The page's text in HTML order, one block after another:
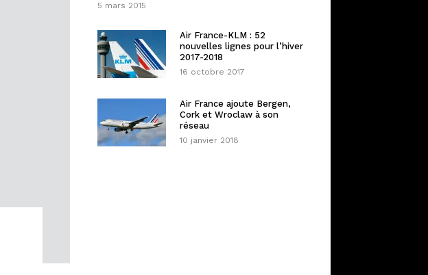
5 mars 2015
Air France-KLM : 52
nouvelles lignes pour l’hiver
2017-2018
16 octobre 2017
Air France ajoute Bergen,
Cork et Wroclaw à son
réseau
10 janvier 2018